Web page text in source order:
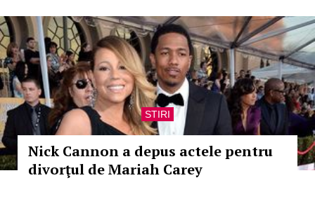
STIRI
Nick Cannon a depus actele pentru
divorţul de Mariah Carey